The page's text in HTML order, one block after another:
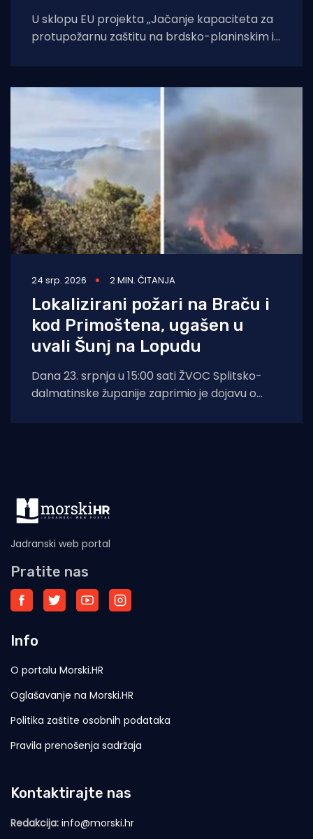
U sklopu EU projekta „Jačanje kapaciteta za
protupožarnu zaštitu na brdsko-planinskim i
24 srp. 2026 2 MIN. ČITANJA
Lokalizirani požari na Braču i
kod Primoštena, ugašen u
uvali Šunj na Lopudu
Dana 23. srpnja u 15:00 sati ŽVOC Splitsko-
dalmatinske županije zaprimio je dojavu o
Jadranski web portal
Pratite nas
Info
O portalu Morski.HR
Oglašavanje na Morski.HR
Politika zaštite osobnih podataka
Pravila prenošenja sadržaja
Kontaktirajte nas
Redakcija: info@morski.hr